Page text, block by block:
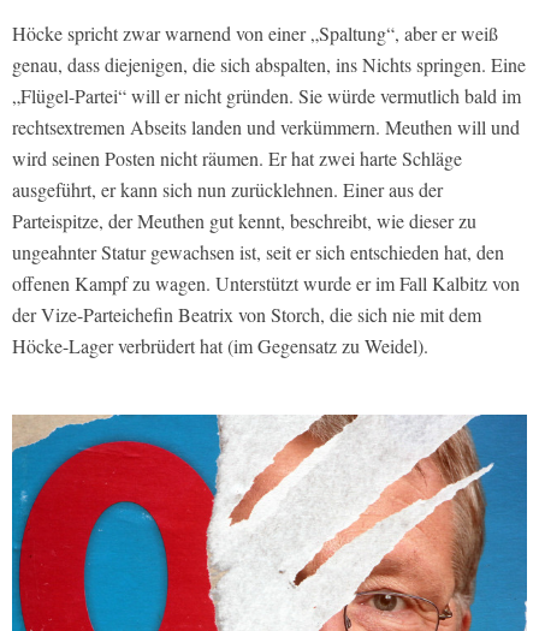
Höcke spricht zwar warnend von einer „Spaltung“, aber er weiß
genau, dass diejenigen, die sich abspalten, ins Nichts springen. Eine
„Flügel-Partei“ will er nicht gründen. Sie würde vermutlich bald im
rechtsextremen Abseits landen und verkümmern. Meuthen will und
wird seinen Posten nicht räumen. Er hat zwei harte Schläge
ausgeführt, er kann sich nun zurücklehnen. Einer aus der
Parteispitze, der Meuthen gut kennt, beschreibt, wie dieser zu
ungeahnter Statur gewachsen ist, seit er sich entschieden hat, den
offenen Kampf zu wagen. Unterstützt wurde er im Fall Kalbitz von
der Vize-Parteichefin Beatrix von Storch, die sich nie mit dem
Höcke-Lager verbrüdert hat (im Gegensatz zu Weidel).